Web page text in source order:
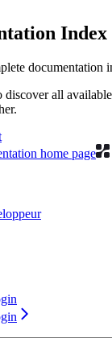
Index
documentation
discover all
home page